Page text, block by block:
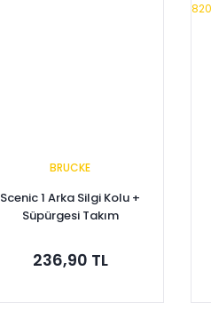
BRUCKE
Scenic 1 Arka Silgi Kolu +
Süpürgesi Takım
236,90 TL